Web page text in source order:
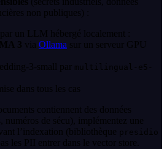
non publiques) :
un LLM hébergé localement :
3 via Ollama sur un serveur GPU
3-small par
multilingual-e5-
dans tous les cas
contiennent des données
numéros de sécu), implémentez une
l’indexation (bibliothèque presidio
les PII entrer dans le vector store.